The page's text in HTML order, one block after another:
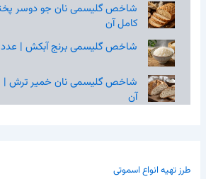
کامل آن
شاخص گلیسمی برنج آبکش | عدد GI و بررسی کامل آن
آن
طرز تهیه انواع اسموتی